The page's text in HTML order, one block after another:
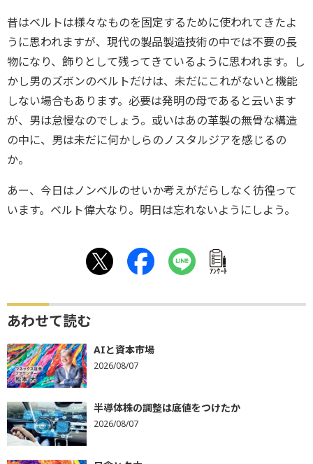
昔はベルトは様々なものを固定するために使われてきたよ
うに思われますが、現代の製品製造技術の中では不要の長
物になり、飾りとして残ってきているように思われます。し
かし男のズボンのベルトだけは、未だにこれがないと機能
しない場合もあります。必要は発明の母であると云います
が、男は怠慢なのでしょう。或いはあの革製の無骨な構造
の中に、男は未だに何かしらのノスタルジアを感じるの
か。
あー、今日はノンベルのせいか考えがだらしなく彷徨って
います。ベルト偉大なり。明日は忘れないようにしよう。
ｱﾝｹｰﾄ
あわせて読む
AIと資本市場
2026/08/07
半導体株の調整は底値をつけたか
2026/08/07